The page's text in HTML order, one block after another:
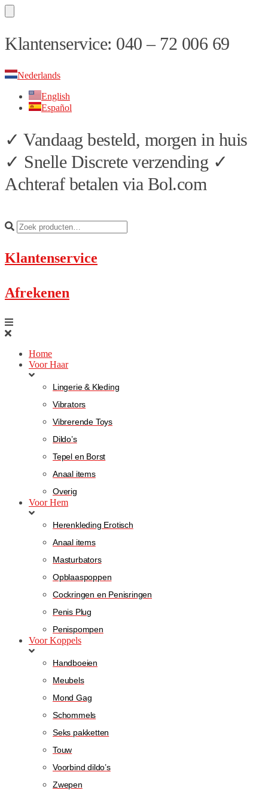
Skip
to
Skip
to
Klantenservice: 040 – 72 006 69
Nederlands
English
Español
✓ Vandaag besteld, morgen in huis
✓ Snelle Discrete verzending ✓
Achteraf betalen via Bol.com
Klantenservice
Afrekenen
Home
Voor Haar
Lingerie & Kleding
Vibrators
Vibrerende Toys
Dildo’s
Tepel en Borst
Anaal items
Overig
Voor Hem
Herenkleding Erotisch
Anaal items
Masturbators
Opblaaspoppen
Cockringen en Penisringen
Penis Plug
Penispompen
Voor Koppels
Handboeien
Meubels
Mond Gag
Schommels
Seks pakketten
Touw
Voorbind dildo’s
Zwepen